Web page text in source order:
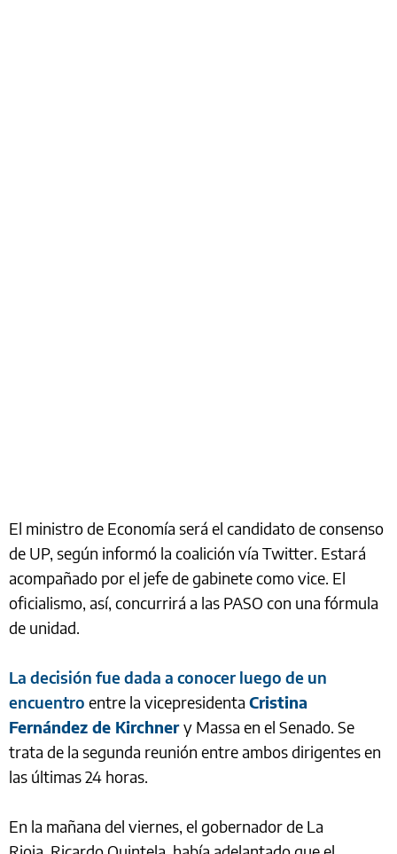
El ministro de Economía será el candidato de consenso
de UP, según informó la coalición vía Twitter. Estará
acompañado por el jefe de gabinete como vice. El
oficialismo, así, concurrirá a las PASO con una fórmula
de unidad.
La decisión fue dada a conocer luego de un
encuentro entre la vicepresidenta Cristina
Fernández de Kirchner y Massa en el Senado. Se
trata de la segunda reunión entre ambos dirigentes en
las últimas 24 horas.
En la mañana del viernes, el gobernador de La